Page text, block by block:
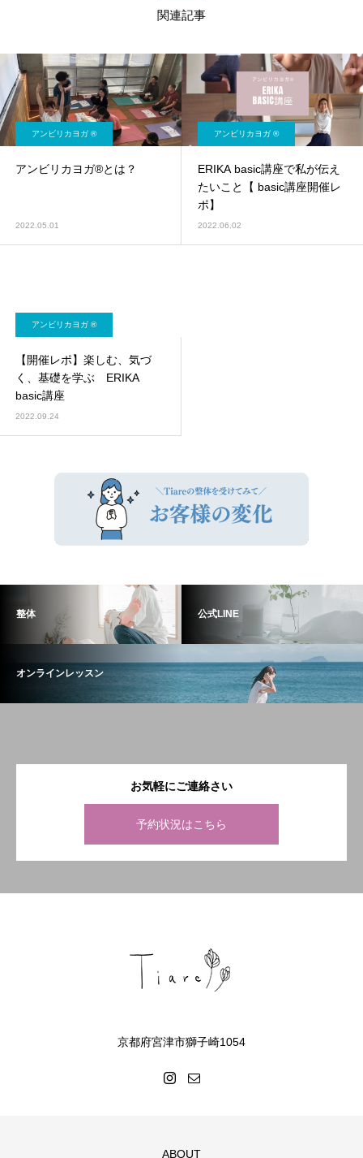
関連記事
アンビリカヨガ ®︎
アンビリカヨガ®︎とは？
2022.05.01
アンビリカヨガ ®︎
ERIKA basic講座で私が伝え
たいこと【 basic講座開催レ
ポ】
2022.06.02
アンビリカヨガ ®︎
【開催レポ】楽しむ、気づ
く、基礎を学ぶ ERIKA
basic講座
2022.09.24
整体 公式LINE
オンラインレッスン
お気軽にご連絡さい
予約状況はこちら
京都府宮津市獅子崎1054
ABOUT